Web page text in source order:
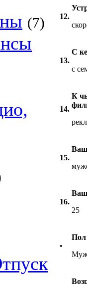
(7) 12.
13.
С
с
14.
К
15.
16.
Ваш
25
•
Пол